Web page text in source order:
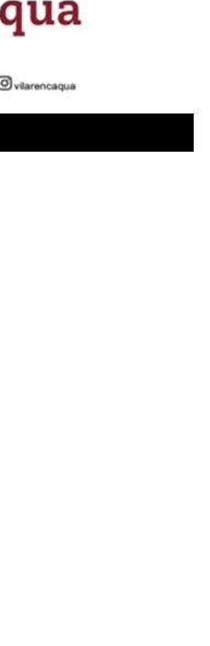
i la seva
estructura.
Experiència
d'usuari